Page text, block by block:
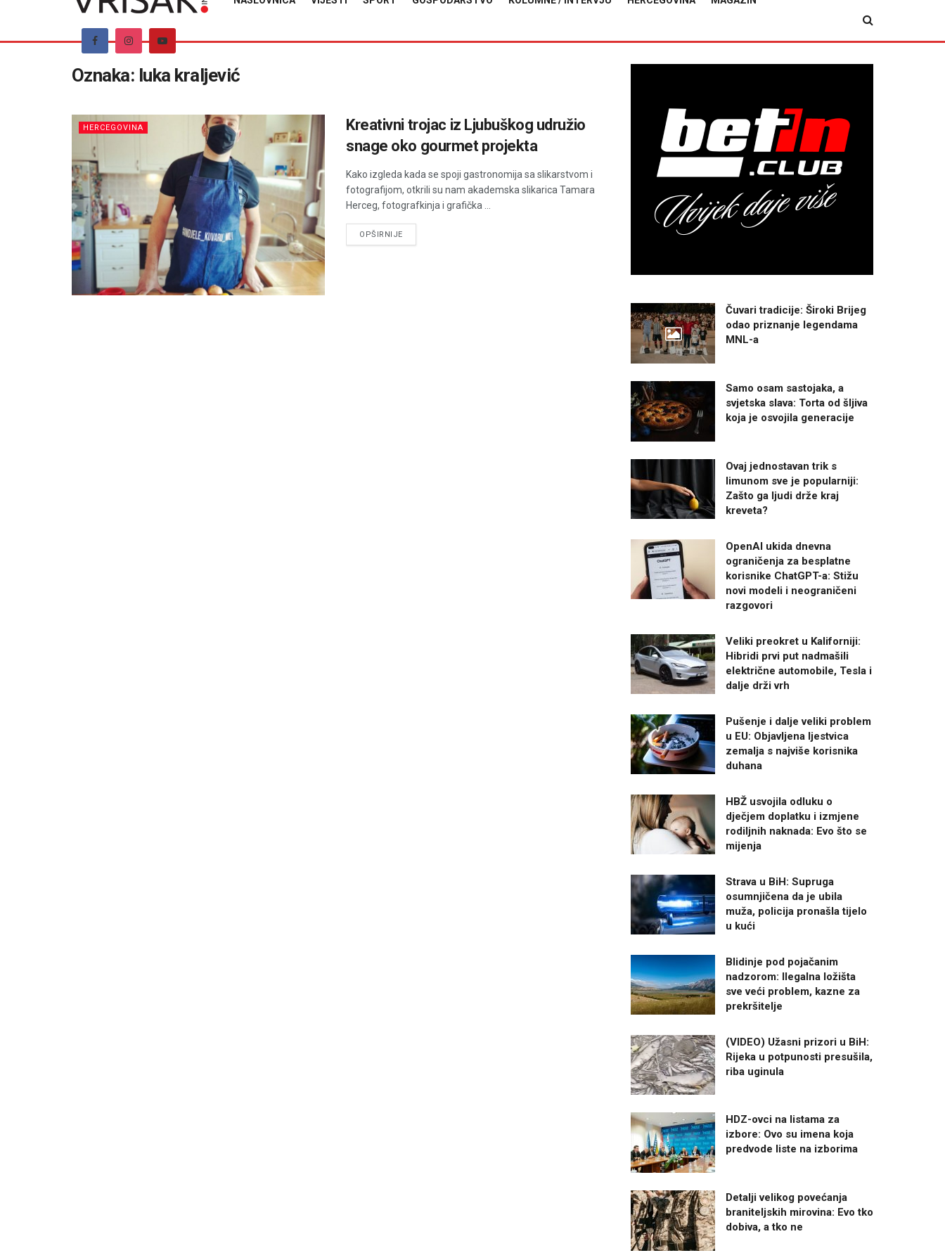
Oznaka: luka kraljević
HERCEGOVINA
Kreativni trojac iz Ljubuškog udružio
snage oko gourmet projekta
Kako izgleda kada se spoji gastronomija sa slikarstvom i
fotografijom, otkrili su nam akademska slikarica Tamara
Herceg, fotografkinja i grafička ...
OPŠIRNIJEDETAILS
Čuvari tradicije: Široki Brijeg
odao priznanje legendama
MNL-a
Samo osam sastojaka, a
svjetska slava: Torta od šljiva
koja je osvojila generacije
Ovaj jednostavan trik s
limunom sve je popularniji:
Zašto ga ljudi drže kraj
kreveta?
OpenAI ukida dnevna
ograničenja za besplatne
korisnike ChatGPT-a: Stižu
novi modeli i neograničeni
razgovori
Veliki preokret u Kaliforniji:
Hibridi prvi put nadmašili
električne automobile, Tesla i
dalje drži vrh
Pušenje i dalje veliki problem
u EU: Objavljena ljestvica
zemalja s najviše korisnika
duhana
HBŽ usvojila odluku o
dječjem doplatku i izmjene
rodiljnih naknada: Evo što se
mijenja
Strava u BiH: Supruga
osumnjičena da je ubila
muža, policija pronašla tijelo
u kući
Blidinje pod pojačanim
nadzorom: Ilegalna ložišta
sve veći problem, kazne za
prekršitelje
(VIDEO) Užasni prizori u BiH:
Rijeka u potpunosti presušila,
riba uginula
HDZ-ovci na listama za
izbore: Ovo su imena koja
predvode liste na izborima
Detalji velikog povećanja
braniteljskih mirovina: Evo tko
dobiva, a tko ne